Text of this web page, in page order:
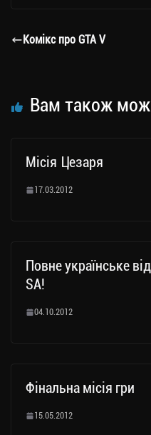
a
er
Комікс про GTA V
Вам також
Місія Цезаря
17.03.2012
Повне українське
SA!
04.10.2012
Фінальна місія гри
15.05.2012